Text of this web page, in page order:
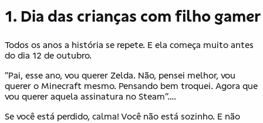
1. Dia das crianças com filho gamer
Todos os anos a história se repete. E ela começa muito antes
do dia 12 de outubro.
“Pai, esse ano, vou querer Zelda. Não, pensei melhor, vou
querer o Minecraft mesmo. Pensando bem troquei. Agora que
vou querer aquela assinatura no Steam”….
Se você está perdido, calma! Você não está sozinho. E não